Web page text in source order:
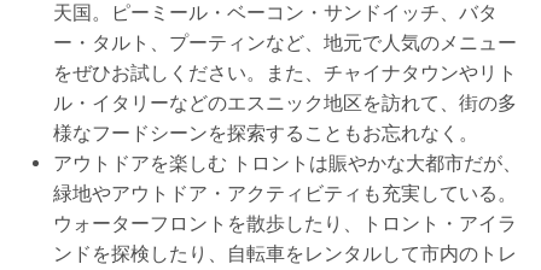
天国。ピーミール・ベーコン・サンドイッチ、バタ
ー・タルト、プーティンなど、地元で人気のメニュー
をぜひお試しください。また、チャイナタウンやリト
ル・イタリーなどのエスニック地区を訪れて、街の多
様なフードシーンを探索することもお忘れなく。
アウトドアを楽しむ トロントは賑やかな大都市だが、
緑地やアウトドア・アクティビティも充実している。
ウォーターフロントを散歩したり、トロント・アイラ
ンドを探検したり、自転車をレンタルして市内のトレ